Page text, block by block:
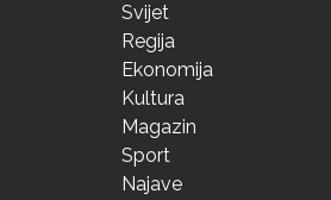
Svijet
Regija
Ekonomija
Kultura
Magazin
Sport
Najave